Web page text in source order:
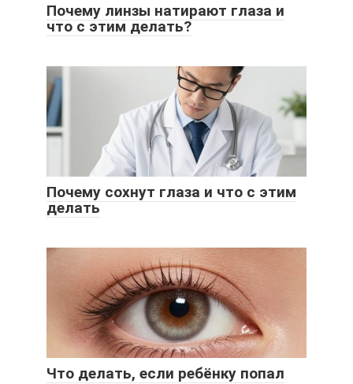
Почему линзы натирают глаза и
что с этим делать?
Почему сохнут глаза и что с этим
делать
Что делать, если ребёнку попал